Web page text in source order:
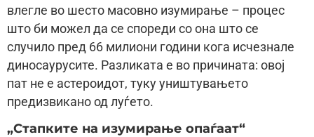
влегле во шесто масовно изумирање – процес
што би можел да се спореди со она што се
случило пред 66 милиони години кога исчезнале
диносаурусите. Разликата е во причината: овој
пат не е астероидот, туку уништувањето
предизвикано од луѓето.
„Стапките на изумирање опаѓаат“